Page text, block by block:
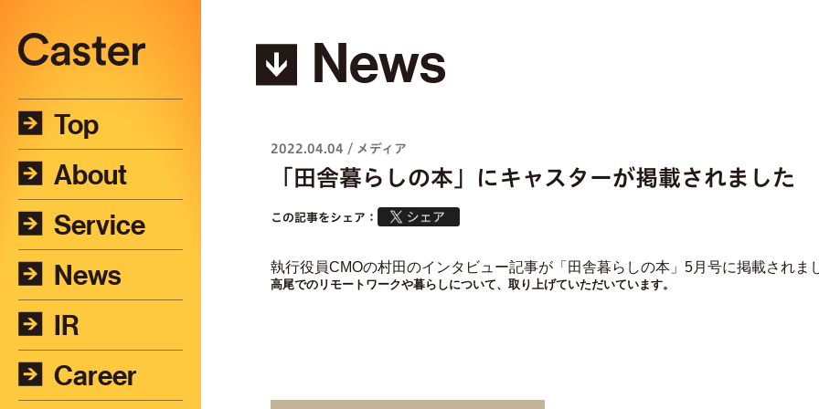
Top
About
Service
News
IR
Career
News
2022.04.04 / メディア
「田舎暮らしの本」にキャスターが掲載されました
この記事をシェア：
執行役員CMOの村田のインタビュー記事が「田舎暮らしの本」5月号に掲載されま